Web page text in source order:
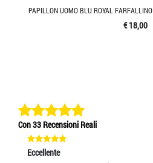
PAPILLON UOMO BLU ROYAL
€ 18,00
Con 33 Recensioni Reali
Eccellente